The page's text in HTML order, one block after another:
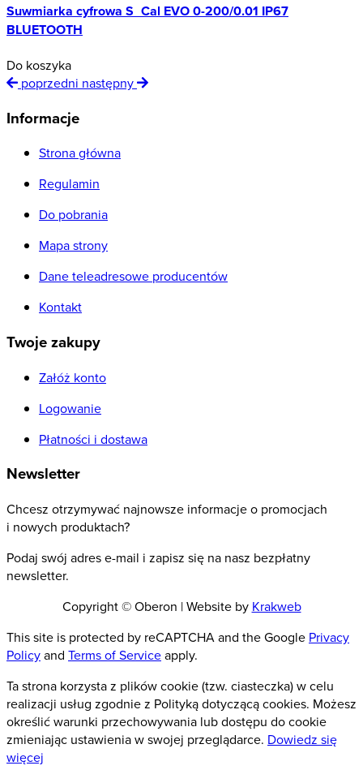
Suwmiarka cyfrowa S_Cal EVO 0-200/0.01 IP67
BLUETOOTH
Do koszyka
poprzedni następny
Informacje
Strona główna
Regulamin
Do pobrania
Mapa strony
Dane teleadresowe producentów
Kontakt
Twoje zakupy
Załóż konto
Logowanie
Płatności i dostawa
Newsletter
Chcesz otrzymywać najnowsze informacje o promocjach
i nowych produktach?
Podaj swój adres e-mail i zapisz się na nasz bezpłatny
newsletter.
Copyright © Oberon | Website by Krakweb
This site is protected by reCAPTCHA and the Google Privacy
Policyand Terms of Serviceapply.
Ta strona korzysta z plików cookie (tzw. ciasteczka) w celu
realizacji usług zgodnie z Polityką dotyczącą cookies. Możesz
określić warunki przechowywania lub dostępu do cookie
zmieniając ustawienia w swojej przeglądarce. Dowiedz się
więcej